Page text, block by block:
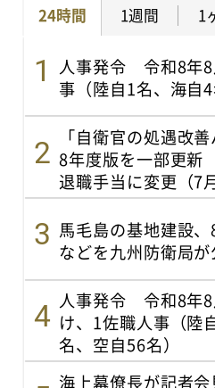
24時間 1週間 1
人事発令 令和8年8
事（陸自1名、海自4
「自衛官の処遇改
8年度版を一部更
退職手当に変更（7
馬毛島の基地建設
などを九州防衛局が
人事発令 令和8年
け、1佐職人事（陸
名、空自56名）
海上幕僚長が記者